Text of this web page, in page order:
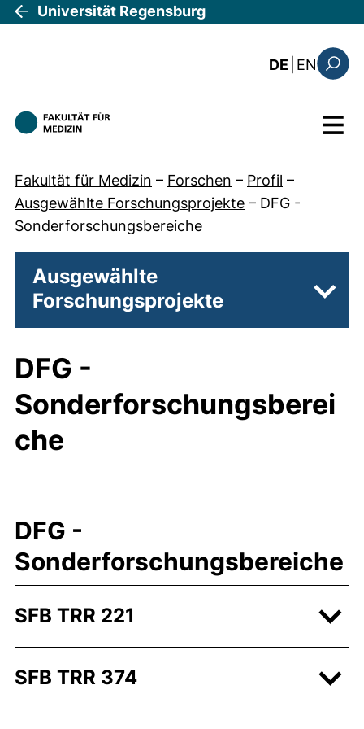
Direkt zum Inhalt
Universität Regensburg
DE EN: the
Menü
Fakultät für Medizin – Forschen – Profil –
Ausgewählte Forschungsprojekte – DFG -
Sonderforschungsbereiche
Ausgewählte
Forschungsprojekte
DFG -
Sonderforschungsberei
che
DFG -
Sonderforschungsbereiche
SFB TRR 221
SFB TRR 374